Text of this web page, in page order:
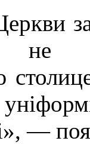
не
—